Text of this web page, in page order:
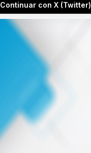
Continuar con X (Twitter)